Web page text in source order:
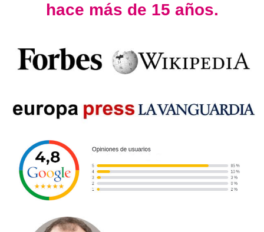
hace más de 15 años.